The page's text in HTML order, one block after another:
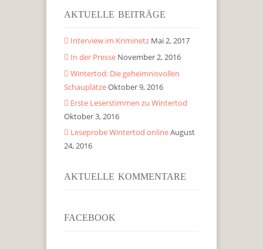
AKTUELLE BEITRÄGE
Interview im Kriminetz Mai 2, 2017
In der Presse November 2, 2016
Wintertod: Die geheimnisvollen
SchauplätzeOktober 9, 2016
Erste Leserstimmen zu Wintertod
Oktober 3, 2016
Leseprobe Wintertod onlineAugust
24, 2016
AKTUELLE KOMMENTARE
FACEBOOK